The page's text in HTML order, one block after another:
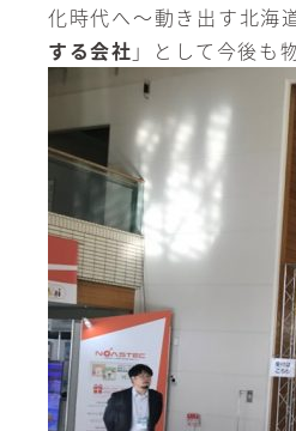
化時代へ～動き出す北海
する会社 」として今後も